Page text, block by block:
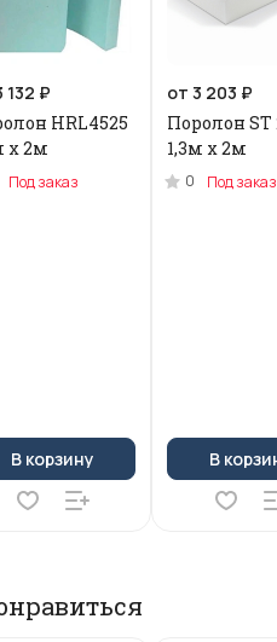
132 ₽
HRL4525
x 2м
Под заказ
В корзину
от 3 203 ₽
Поролон ST
1,3м х 2м
0 Под заказ
В